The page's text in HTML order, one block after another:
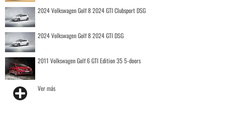
2024 Volkswagen Golf 8 2024 GTI Clubsport DSG
2024 Volkswagen Golf 8 2024 GTI DSG
2011 Volkswagen Golf 6 GTI Edition 35 5-doors
Ver más